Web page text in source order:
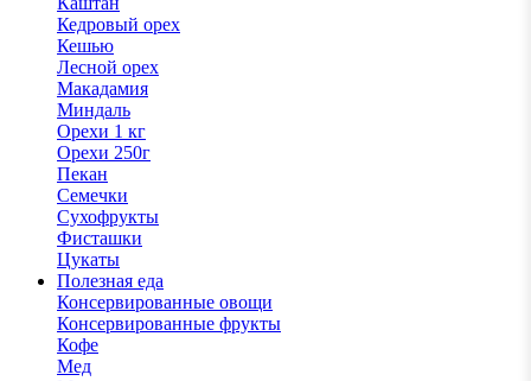
Кедровый орех
Кешью
Лесной орех
Макадамия
Миндаль
Орехи 1 кг
Орехи 250г
Пекан
Семечки
Сухофрукты
Фисташки
Цукаты
Полезная еда
Консервированные овощи
Консервированные фрукты
Кофе
Мед